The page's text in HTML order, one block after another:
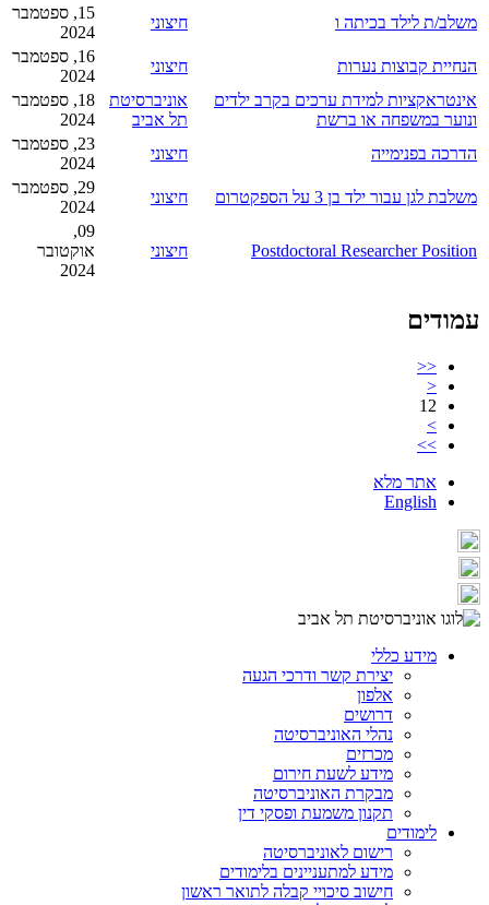
משלב/ת לילד בכיתה ו
חיצוני
15, ספטמבר
2024
הנחיית קבוצות נערות
חיצוני
16, ספטמבר
2024
אינטראקציות למידת ערכים בקרב ילדים
ונוער במשפחה או ברשת
אוניברסיטת
תל אביב
18, ספטמבר
2024
הדרכה בפנימייה
חיצוני
23, ספטמבר
2024
משלבת לגן עבור ילד בן 3 על הספקטרום
חיצוני
29, ספטמבר
2024
Postdoctoral Researcher Position חיצוני
09,
אוקטובר
2024
עמודים
<<
<
12
>
>>
אתר מלא
English
מידע כללי
יצירת קשר ודרכי הגעה
אלפון
דרושים
נהלי האוניברסיטה
מכרזים
מידע לשעת חירום
מבקרת האוניברסיטה
תקנון משמעת ופסקי דין
לימודים
רישום לאוניברסיטה
מידע למתעניינים בלימודים
חישוב סיכויי קבלה לתואר ראשון